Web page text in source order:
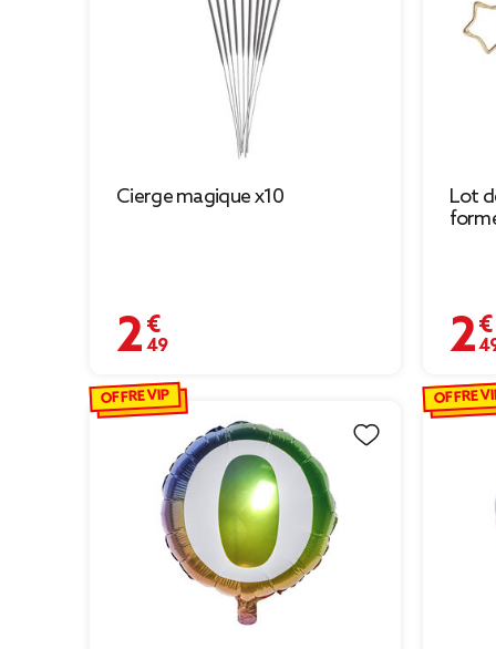
Cierge magique x10
2,49 €
Lot
2,49 €
OFFRE VIP OFFRE